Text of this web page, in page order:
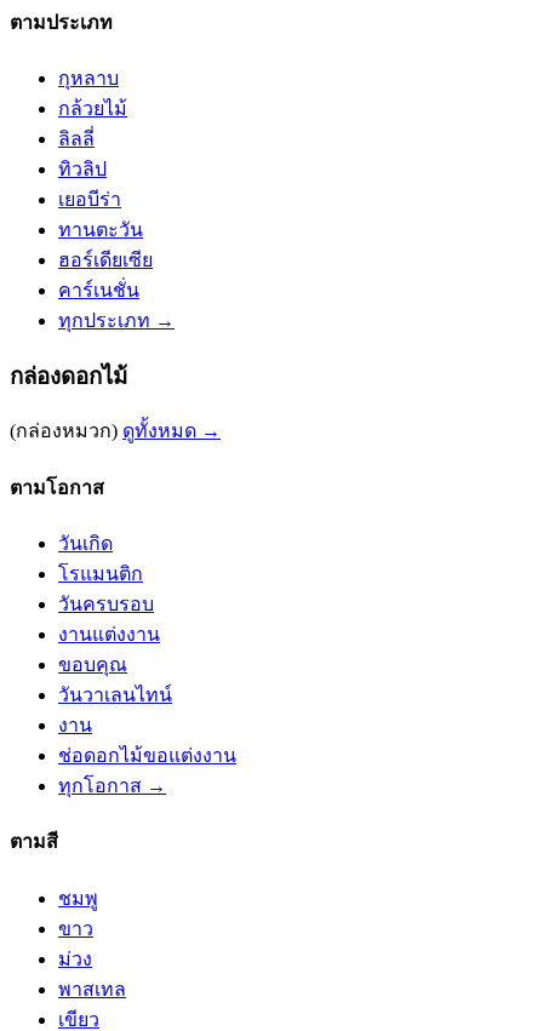
ตามประเภท
กุหลาบ
กล้วยไม้
ลิลลี่
ทิวลิป
เยอบีร่า
ทานตะวัน
ฮอร์เดียเซีย
คาร์เนชั่น
ทุกประเภท →
กล่องดอกไม้
(กล่องหมวก) ดูทั้งหมด →
ตามโอกาส
วันเกิด
โรแมนติก
วันครบรอบ
งานแต่งงาน
ขอบคุณ
วันวาเลนไทน์
งาน
ช่อดอกไม้ขอแต่งงาน
ทุกโอกาส →
ตามสี
ชมพู
ขาว
ม่วง
พาสเทล
เขียว